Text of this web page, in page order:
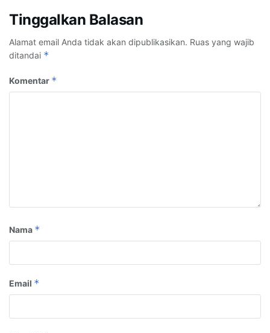
Tinggalkan Balasan
Alamat email Anda tidak akan dipublikasikan. Ruas yang wajib
ditandai *
Komentar *
Nama *
Email *